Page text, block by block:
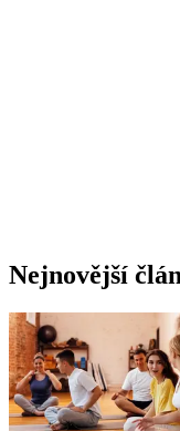
Nejnovější